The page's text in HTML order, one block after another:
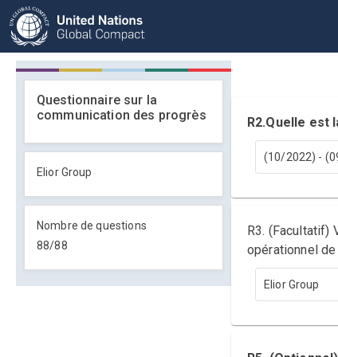
Questionnaire sur la
communication des progrès
Elior Group
Nombre de questions
88/88
R2.Quelle est
(10/2022) -
R3. (Facultatif)
opérationnel
Elior Group